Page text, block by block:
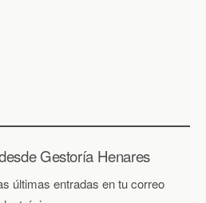
Gestoría Henares
últimas entradas en tu correo